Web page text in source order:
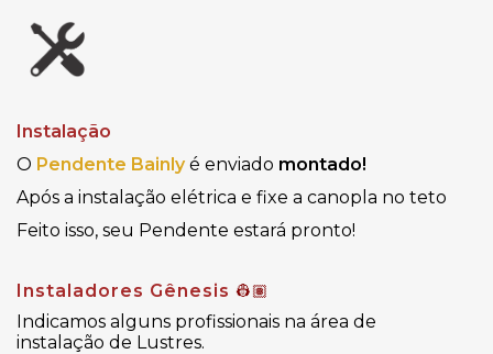
Instalação
O Pendente Bainly é enviado montado!
Após a instalação elétrica e fixe a canopla no teto
Feito isso, seu Pendente estará pronto!
Instaladores Gênesis 👷🏽
Indicamos alguns profissionais na área de
instalação de Lustres.